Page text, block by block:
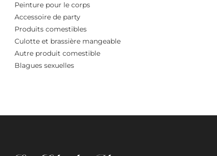
Peinture pour le corps
Accessoire de party
Produits comestibles
Culotte et brassière mangeable
Autre produit comestible
Blagues sexuelles